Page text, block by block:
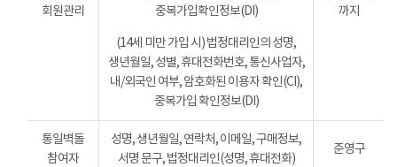
회원관리
중복가입확인정보(DI)
(14세 미만 가입 시) 법정대리인의 성명,
생년월일, 성별, 휴대전화번호, 통신사업자,
내/외국인 여부, 암호화된 이용자 확인(CI),
중복가입 확인정보(DI)
까지
통일벽돌
참여자
성명, 생년월일, 연락처, 이메일, 구매정보,
서명 문구, 법정대리인(성명, 휴대전화)
준영구